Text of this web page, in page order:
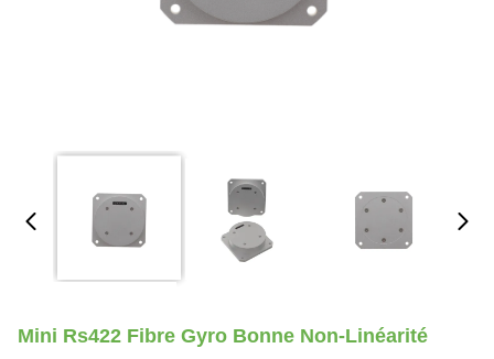
Mini Rs422 Fibre Gyro Bonne Non-Linéarité